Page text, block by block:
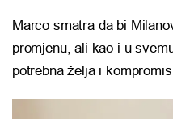
Marco smatra da bi
promjenu, ali kao i u
potrebna želja i kompromis.